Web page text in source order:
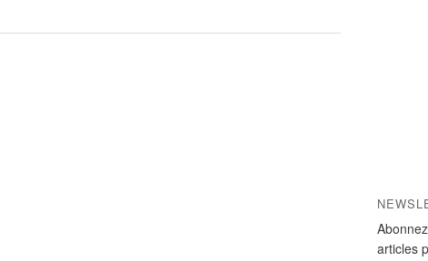
articles